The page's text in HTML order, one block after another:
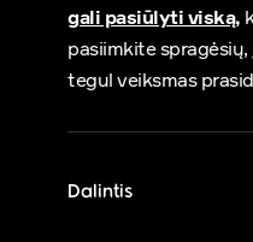
gali pasiūlyti viską,
pasiimkite
tegul veiksmas
Dalintis